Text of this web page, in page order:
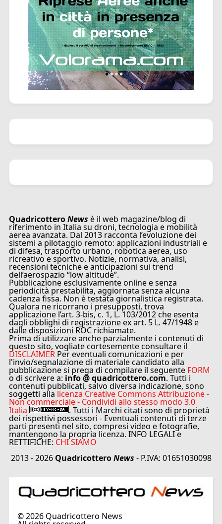
QuadricotteroNews è il web magazine/blog di
riferimento in Italia su droni, tecnologia e mobilità
aerea avanzata. Dal 2013 racconta l’evoluzione dei
sistemi a pilotaggio remoto: applicazioni industriali e
di difesa, trasporto urbano, robotica aerea, uso
ricreativo e sportivo. Notizie, normativa, analisi,
recensioni tecniche e anticipazioni sui trend
dell’aerospazio “low altitude”.
Pubblicazione esclusivamente online e senza
periodicità prestabilita, aggiornata senza alcuna
cadenza fissa. Non è testata giornalistica registrata.
Qualora ne ricorrano i presupposti, trova
applicazione l’art. 3-bis, c. 1, L. 103/2012 che esenta
dagli obblighi di registrazione ex art. 5 L. 47/1948 e
dalle disposizioni ROC richiamate.
Prima di utilizzare anche parzialmente i contenuti di
questo sito, vogliate cortesemente consultare il
DISCLAIMER Per eventuali comunicazioni e per
l'invio/segnalazione di materiale candidato alla
pubblicazione si prega di compilare il seguente FORM
o di scrivere a: info @ quadricottero.com. Tutti i
contenuti pubblicati, salvo diversa indicazione, sono
soggetti alla licenza Creative Commons Attribuzione -
Non commerciale - Condividi allo stesso modo 3.0
Italia . Tutti i Marchi citati sono di proprietà
dei rispettivi possessori - Eventuali contenuti di terze
parti presenti nel sito, compresi video e fotografie,
mantengono la propria licenza. INFO LEGALI e
RETTIFICHE: CHI SIAMO
2013 - 2026 QuadricotteroNews - P.IVA: 01651030098
©2026Quadricottero News